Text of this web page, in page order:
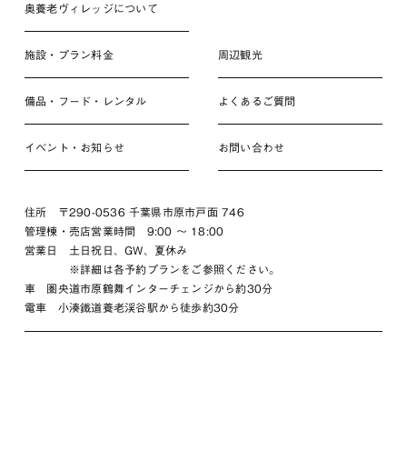
奥養老ヴィレッジについて
施設・プラン料金
備品・フード・レンタル
イベント・お知らせ
周辺観光
よくあるご質問
お問い合わせ
住所 〒290-0536 千葉県市原市戸面 746
管理棟・売店営業時間 9:00 〜 18:00
営業日 土日祝日、GW、夏休み
※詳細は各予約プランをご参照ください。
車 圏央道市原鶴舞インターチェンジから約30分
電車 小湊鐵道養老渓谷駅から徒歩約30分